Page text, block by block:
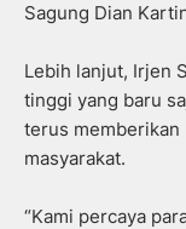
Sagung Dian
Lebih lanjut, Irjen
tinggi yang baru
terus
masyarakat.
“Kami percaya